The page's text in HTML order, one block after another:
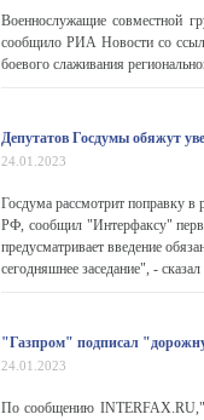
Военнослужащие совместной
сообщило РИА Новости со
боевого слаживания
Депутатов Госдумы обяжут
24.01.2023
Госдума рассмотрит поправку в
РФ, сообщил "Интерфаксу"
предусматривает введение
сегодняшнее заседание", -
"Газпром" подписал
24.01.2023
По сообщению